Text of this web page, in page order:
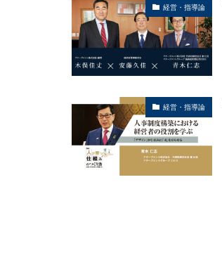
経営・指導論
経営・指導論